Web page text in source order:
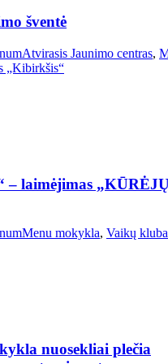
šventė
Atvirasis Jaunimo centras,
„Kibirkšis“
– laimėjimas
Menu mokykla, Vaikų
nuosekliai plečia